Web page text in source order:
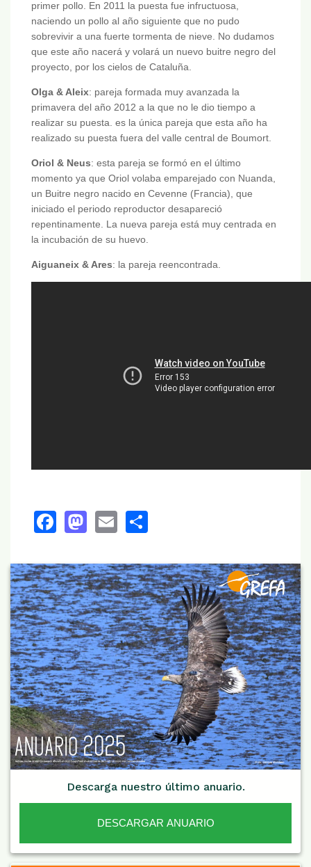
primer pollo. En 2011 la puesta fue infructuosa,
naciendo un pollo al año siguiente que no pudo
sobrevivir a una fuerte tormenta de nieve. No dudamos
que este año nacerá y volará un nuevo buitre negro del
proyecto, por los cielos de Cataluña.
Olga & Aleix: pareja formada muy avanzada la
primavera del año 2012 a la que no le dio tiempo a
realizar su puesta. es la única pareja que esta año ha
realizado su puesta fuera del valle central de Boumort.
Oriol & Neus: esta pareja se formó en el último
momento ya que Oriol volaba emparejado con Nuanda,
un Buitre negro nacido en Cevenne (Francia), que
iniciado el periodo reproductor desapareció
repentinamente. La nueva pareja está muy centrada en
la incubación de su huevo.
Aiguaneix & Ares: la pareja reencontrada.
Facebook
Mastodon
Email
Descarga nuestro último anuario.
DESCARGAR ANUARIO